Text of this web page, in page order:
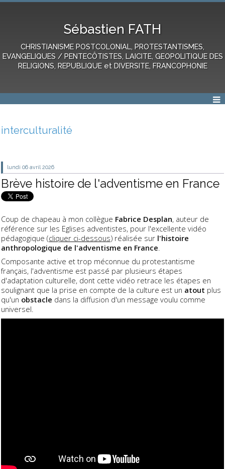
Sébastien FATH
CHRISTIANISME POSTCOLONIAL, PROTESTANTISMES,
EVANGELIQUES / PENTECÔTISTES, LAICITE, GEOPOLITIQUE DES
RELIGIONS, REPUBLIQUE et DIVERSITE, FRANCOPHONIE
interculturalité
lundi 06 avril 2026
Brève histoire de l'adventisme en France
Coup de chapeau à mon collègue Fabrice Desplan, auteur de
référence sur les Eglises adventistes, pour l'excellente vidéo
pédagogique (cliquer ci-dessous) réalisée sur l'histoire
anthropologique de l'adventisme en France.
Composante active et trop méconnue du protestantisme
français, l'adventisme est passé par plusieurs étapes
d'adaptation culturelle, dont cette vidéo retrace les étapes en
soulignant que la prise en compte de la culture est un atout plus
qu'un obstacle dans la diffusion d'un message voulu comme
universel.